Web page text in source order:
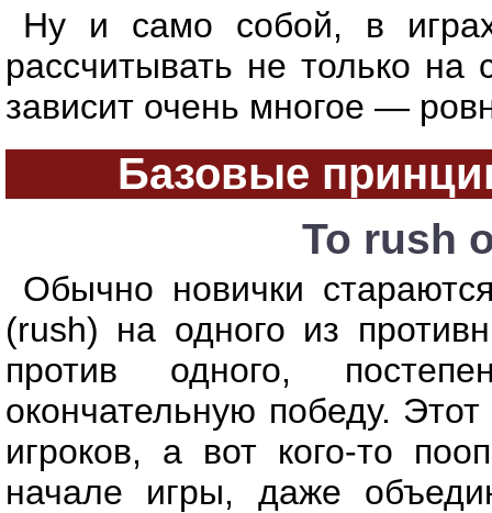
Ну и само собой, в
рассчитывать не только
зависит очень многое —
Базовые
To rush
Обычно новички
(rush) на одного из
против одного,
окончательную победу.
игроков, а вот кого-то
начале игры, даже